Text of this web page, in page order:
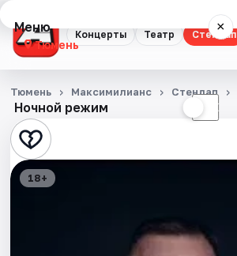
Концерты Театр Стендап
Меню ×
Тюмень
Концерты
Театр
Стендап
Ночной режим ☾
Тюмень Максимилианс Стендап
18+